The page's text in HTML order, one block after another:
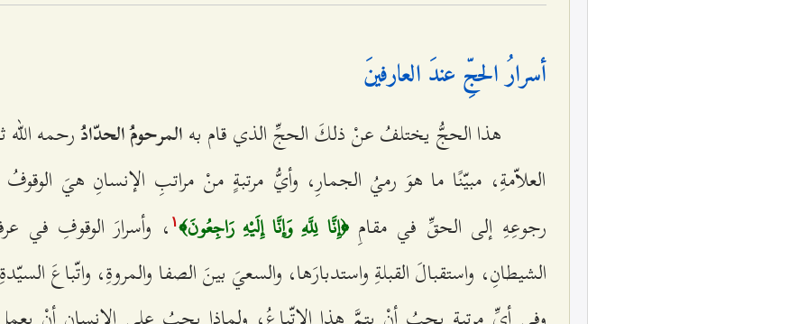
أسرارُ الحجِّ عندَ العارفينَ
هذا الحجُّ يختلفُ عنْ ذلكَ الحجِّ الذي قام بهالمرحومُ الحدّادُرحمه الله
العلاّمةِ، مبيّنًا ما هوَ رميُ الجمارِ، وأيُّ مرتبةٍ منْ مراتبِ الإنسانِ هيَ
رجوعِهِ إلى الحقِّ في مقامِ﴿إِنَّا لِلَّهِ وَإِنَّا إِلَيْهِ رَاجِعُونَ﴾۱ ، وأسرارَ الوقوفِ في
الشيطانِ، واستقبالَ القبلةِ واستدبارَها، والسعيَ بينَ الصفا والمروةِ، واتّباعَ